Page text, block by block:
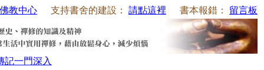
教中心 支持書舍的建設： 請點這裡 書本報錯： 留言板
記一門深入